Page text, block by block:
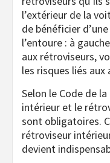
l’extérieur de la
de bénéficier
l’entoure : à
aux rétroviseurs,
les risques liés
Selon le Code de
intérieur et le
sont obligatoires.
rétroviseur
devient